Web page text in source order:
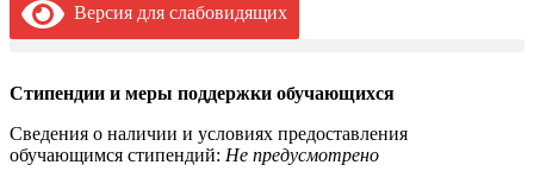
Версия для слабовидящих
Стипендии и меры поддержки обучающихся
Сведения о наличии и условиях предоставления
обучающимся стипендий: Не предусмотрено